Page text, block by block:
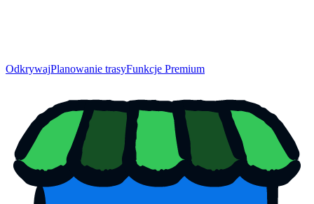
OdkrywajPlanowanie trasyFunkcje Premium